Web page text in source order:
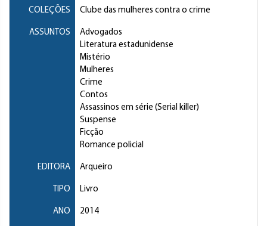
COLEÇÕES Clube das mulheres contra o crime
ASSUNTOS
Advogados
Literatura estadunidense
Mistério
Mulheres
Crime
Contos
Assassinos em série (Serial killer)
Suspense
Ficção
Romance policial
EDITORA Arqueiro
TIPO Livro
ANO 2014